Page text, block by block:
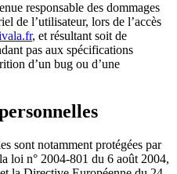
responsable des dommages
de l’utilisateur, lors de l’accès
, et résultant soit de
pas aux spécifications
d’un bug ou d’une
sont notamment protégées par
loi n° 2004-801 du 6 août 2004,